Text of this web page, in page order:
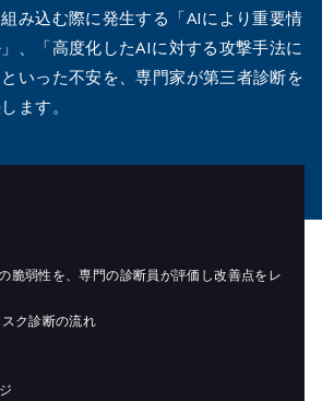
み込む際に発生する「AIにより重要情
、「高度化したAIに対する攻撃手法に
いった不安を、専門家が第三者診断を
ます。
脆弱性を、専門の診断員が評価し改善点をレ
ク診断の流れ